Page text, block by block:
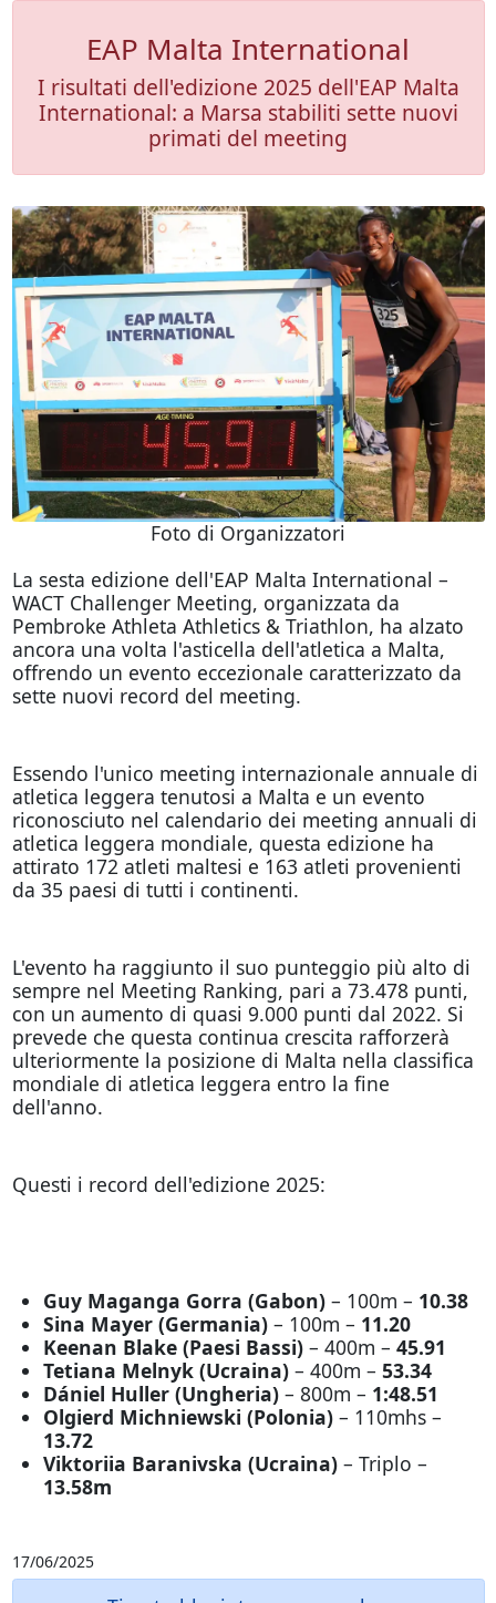
EAP Malta International
I risultati dell'edizione 2025 dell'EAP Malta
International: a Marsa stabiliti sette nuovi
primati del meeting
Foto di Organizzatori
La sesta edizione dell'EAP Malta International –
WACT Challenger Meeting, organizzata da
Pembroke Athleta Athletics & Triathlon, ha alzato
ancora una volta l'asticella dell'atletica a Malta,
offrendo un evento eccezionale caratterizzato da
sette nuovi record del meeting.
Essendo l'unico meeting internazionale annuale di
atletica leggera tenutosi a Malta e un evento
riconosciuto nel calendario dei meeting annuali di
atletica leggera mondiale, questa edizione ha
attirato 172 atleti maltesi e 163 atleti provenienti
da 35 paesi di tutti i continenti.
L'evento ha raggiunto il suo punteggio più alto di
sempre nel Meeting Ranking, pari a 73.478 punti,
con un aumento di quasi 9.000 punti dal 2022. Si
prevede che questa continua crescita rafforzerà
ulteriormente la posizione di Malta nella classifica
mondiale di atletica leggera entro la fine
dell'anno.
Questi i record dell'edizione 2025:
Guy Maganga Gorra (Gabon)– 100m – 10.38
Sina Mayer (Germania)– 100m – 11.20
Keenan Blake (Paesi Bassi)– 400m – 45.91
Tetiana Melnyk (Ucraina)– 400m – 53.34
Dániel Huller (Ungheria)– 800m – 1:48.51
Olgierd Michniewski (Polonia)– 110mhs –
13.72
Viktoriia Baranivska (Ucraina)– Triplo –
13.58m
17/06/2025